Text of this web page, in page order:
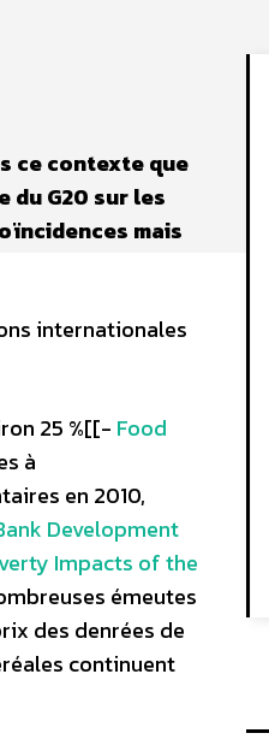
ce contexte que
du G20 sur les
mais
internationales
25 %[[- Food
à
en 2010,
Development
Impacts of the
émeutes
des denrées de
continuent